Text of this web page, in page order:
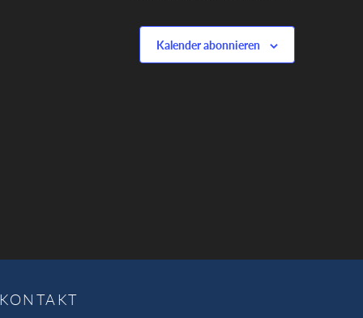
Kalender abonnieren
KONTAKT